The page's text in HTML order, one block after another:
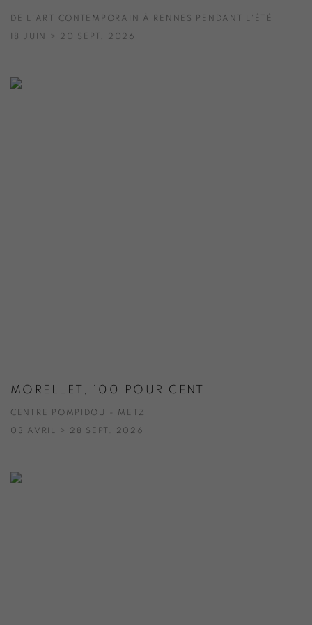
DE L'ART CONTEMPORAIN À RENNES PENDANT L'ÉTÉ
18 JUIN > 20 SEPT. 2026
MORELLET, 100 POUR CENT
CENTRE POMPIDOU - METZ
03 AVRIL > 28 SEPT. 2026